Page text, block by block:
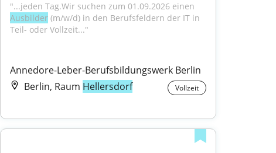
Ausbilder (m/w/d) in den Berufsfeldern der IT in
Teil- oder Vollzeit..."
Annedore-Leber-Berufsbildungswerk Berlin
Berlin, Raum Hellersdorf Vollzeit